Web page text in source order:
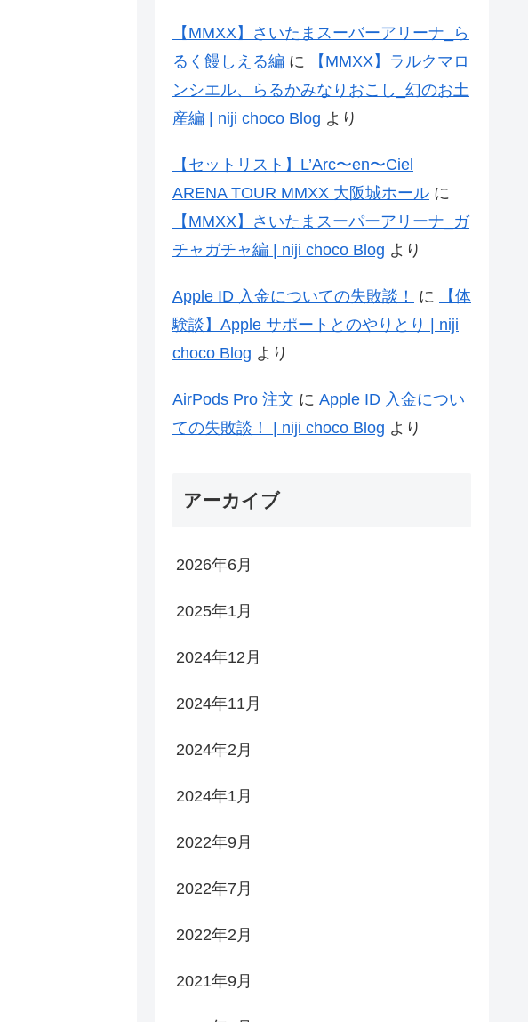
【MMXX】さいたまスーバーアリーナ_ら
るく饅しえる編 に
【MMXX】ラルクマロ
ンシエル、らるかみなりおこし_幻のお土
産編 | niji choco Blog より
【セットリスト】L’Arc〜en〜Ciel
ARENA TOUR MMXX 大阪城ホール に
【MMXX】さいたまスーパーアリーナ_ガ
チャガチャ編 | niji choco Blog より
Apple ID 入金についての失敗談！ に
【体
験談】Apple サポートとのやりとり | niji
choco Blog より
AirPods Pro 注文 に Apple ID 入金につい
ての失敗談！ | niji choco Blog より
アーカイブ
2026年6月
2025年1月
2024年12月
2024年11月
2024年2月
2024年1月
2022年9月
2022年7月
2022年2月
2021年9月